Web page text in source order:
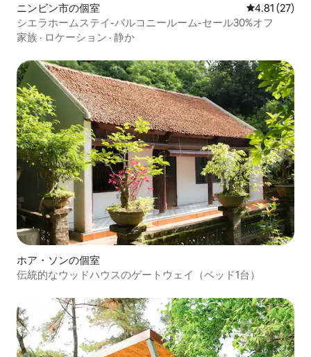
ニンビン市の個室 レビュー27
4.81 (27)
シエラホームステイ-バルコニールーム-セール30%オフ
家族 · ロケーション · 静か
ホア・ソンの個室
伝統的なウッドハウスのゲートウェイ（ベッド1台）